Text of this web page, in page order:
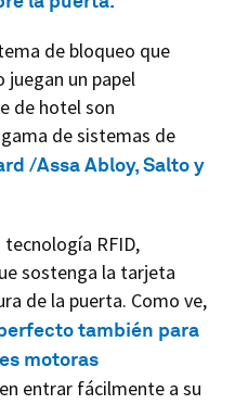
de bloqueo que
juegan un papel
de hotel son
de sistemas de
/Assa Abloy, Salto y
RFID,
sostenga la tarjeta
de la puerta. Como ve,
también para
motoras
entrar fácilmente a su